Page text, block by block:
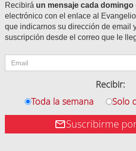
Recibirá un mensaje cada domingo
electrónico con el enlace al
que indicarnos su dirección de email
suscripción desde el correo que le
Recibir:
Toda la semana
Solo
Suscribirme